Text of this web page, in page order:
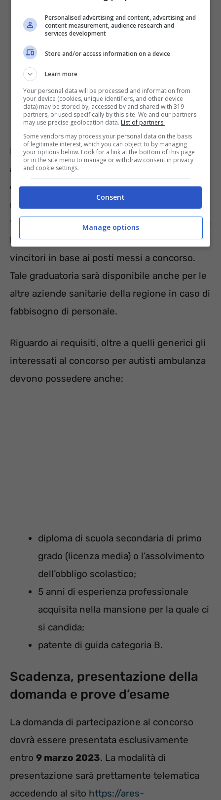
10 posti presso l’ASL Gallura;
2 posti presso l’ASL Medio Campidano;
6 posti presso l’ASL Sassari;
3 posti presso l’ASL Sulcis.
I vincitori saranno poi assunti con contratto
a tempo indeterminato
detto in precedenza, nella sede indicata al
momento della compilazione domanda. Al
termine della procedura ogni azienda redigerà
la propria graduatoria dalla quale attingerà i
vincitori in base ai posti messi a concorso.
Tale graduatoria sarà disponibile anche per le
altre aziende sanitarie della regione in caso di
fabbisogno di personale.
Riguardo ai requisiti, oltre a quelli generici gli
interessati al concorso per autisti ambulanza
devono possedere anche:
diploma di scuola secondaria di primo
grado (licenza media) o l’assolvimento
dell’obbligo scolastico;
5 anni di esperienza professionale
acquisita nella mansione per la quale ci
si candida;
patente di guida categoria B.
Scadenza, presentazione della
domanda e prove d’esame
La domanda di partecipazione al concorso
dovrà essere presentata esclusivamente
entro 9 marzo 2023. La modalità di
presentazione sarà prettamente telematica
accedendo al sito https://ares-
Personalised advertising and content, advertising and
content measurement, audience research and
services development
Store and/or access information on a device
Learn more
Your personal data will be processed and information from
your device (cookies, unique identifiers, and other device
data) may be stored by, accessed by and shared with 319
partners, or used specifically by this site. We and our partners
may use precise geolocation data. List of partners.
Some vendors may process your personal data on the basis
of legitimate interest, which you can object to by managing
your options below. Look for a link at the bottom of this page
or in the site menu to manage or withdraw consent in privacy
and cookie settings.
Consent
Manage options